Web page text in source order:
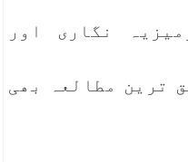
نگاری اور
ترین مطالعہ بھی